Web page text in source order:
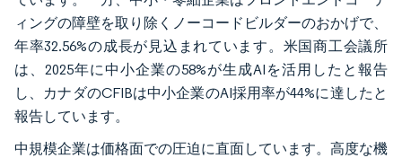
ィングの障壁を取り除くノーコードビルダーのおかげで、
年率32.56%の成長が見込まれています。米国商工会議所
は、2025年に中小企業の58%が生成AIを活用したと報告
し、カナダのCFIBは中小企業のAI採用率が44%に達したと
報告しています。
中規模企業は価格面での圧迫に直面しています。高度な機